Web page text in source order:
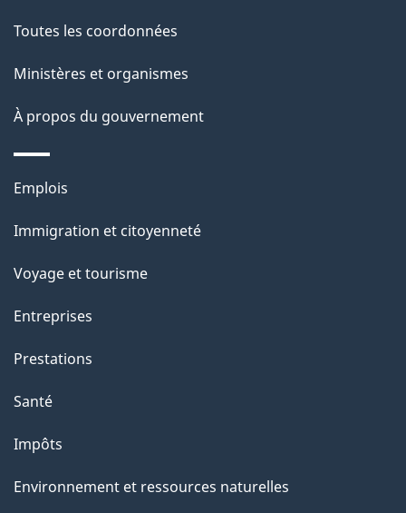
p
a
g
e
Toutes les coordonnées
Ministères et organismes
À propos du gouvernement
Thèmes
sujets
Emplois
Immigration et citoyenneté
Voyage et tourisme
Entreprises
Prestations
Santé
Impôts
Environnement et ressources naturelles